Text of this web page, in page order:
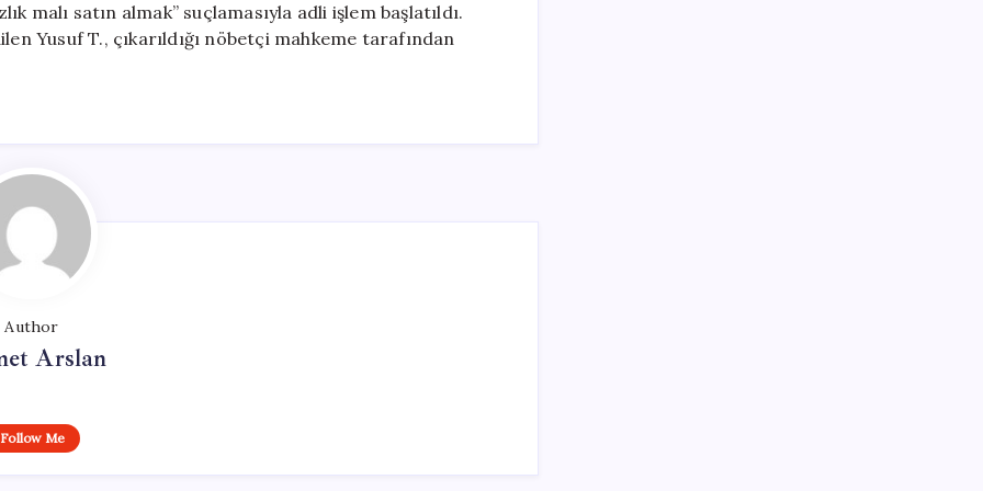
malı satın almak” suçlamasıyla adli işlem başlatıldı.
Yusuf T., çıkarıldığı nöbetçi mahkeme tarafından
Author
Arslan
Follow Me